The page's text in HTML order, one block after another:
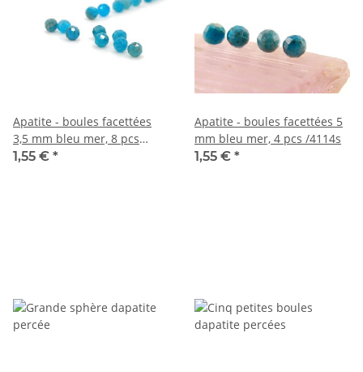
Apatite - boules facettées
3,5 mm bleu mer, 8 pcs
/4072s
1,55 € *
Apatite - boules facettées 5
mm bleu mer, 4 pcs /4114s
1,55 € *